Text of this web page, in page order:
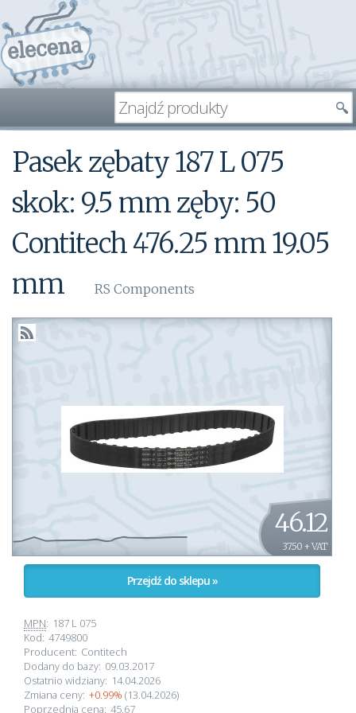
Pasek zębaty 187 L 075
skok: 9.5 mm zęby: 50
Contitech 476.25 mm 19.05
mm
RS Components
46.12
37.50 + VAT
Przejdź do sklepu »
MPN: 187 L 075
Kod: 4749800
Producent: Contitech
Dodany do bazy: 09.03.2017
Ostatnio widziany: 14.04.2026
Zmiana ceny: +0.99% (13.04.2026)
Poprzednia cena: 45.67